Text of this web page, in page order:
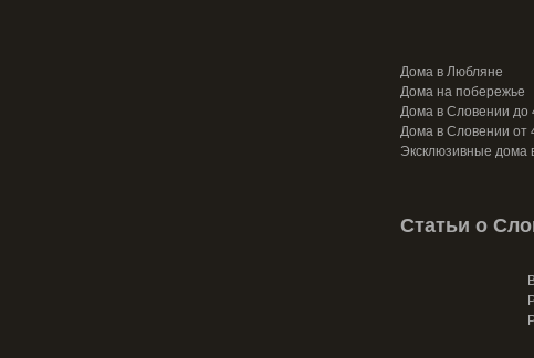
Дома в Любляне
Дома на побережье
Дома в Словении до
Дома в Словении от
Эксклюзивные дома
Статьи о